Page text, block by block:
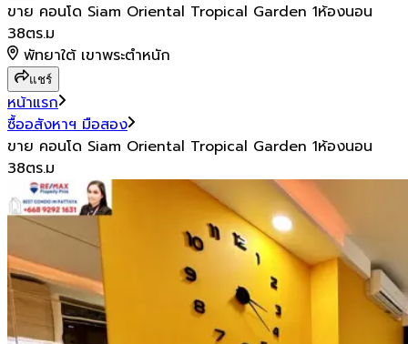
ขาย คอนโด Siam Oriental Tropical Garden 1ห้องนอน
38ตร.ม
พัทยาใต้ เขาพระตำหนัก
แชร์
หน้าแรก
ซื้ออสังหาฯ มือสอง
ขาย คอนโด Siam Oriental Tropical Garden 1ห้องนอน
38ตร.ม